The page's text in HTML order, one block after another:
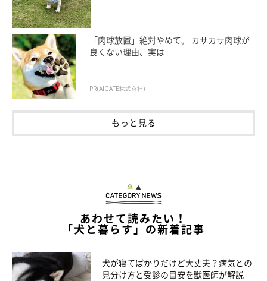
愛犬と暗い道を歩くときは事故に注意を
「肉球放置」絶対やめて。 カサカサ肉球が
良くない理由、実は...
PR(AIGATE株式会社)
もっと見る
あわせて読みたい！
「犬と暮らす」の新着記事
犬が寝てばかりだけど大丈夫？病気との
見分け方と受診の目安を獣医師が解説